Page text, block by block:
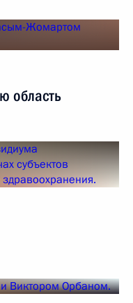
область